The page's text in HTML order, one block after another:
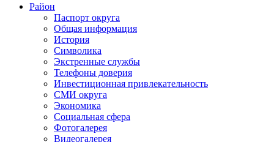
Район
Паспорт округа
Общая информация
История
Символика
Экстренные службы
Телефоны доверия
Инвестиционная привлекательность
СМИ округа
Экономика
Социальная сфера
Фотогалерея
Видеогалерея